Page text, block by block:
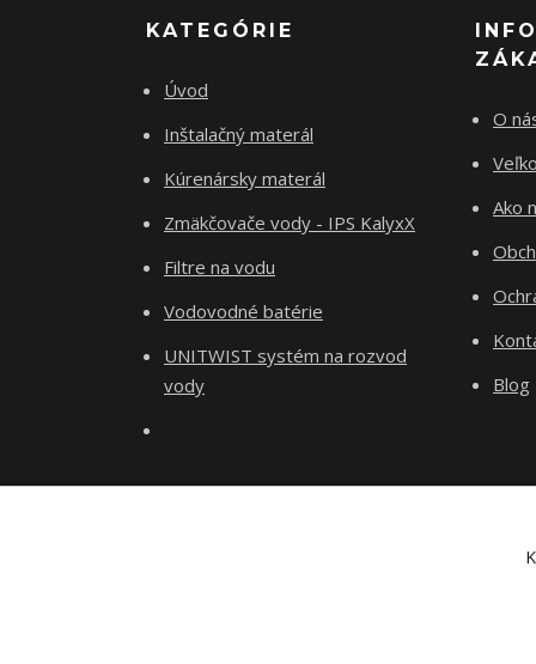
KATEGÓRIE
Úvod
Inštalačný materál
Kúrenársky materál
Zmäkčovače vody - IPS KalyxX
Filtre na vodu
Vodovodné batérie
UNITWIST systém na rozvod
vody
O
Ako
Blog